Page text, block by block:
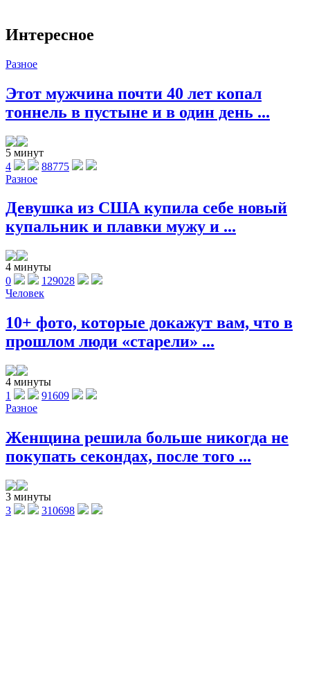
Интересное
Разное
Этот мужчина почти 40 лет копал
тоннель в пустыне и в один день ...
5 минут
4
88775
Разное
Девушка из США купила себе новый
купальник и плавки мужу и ...
4 минуты
0
129028
Человек
10+ фото, которые докажут вам, что в
прошлом люди «старели» ...
4 минуты
1
91609
Разное
Женщина решила больше никогда не
покупать секондах, после того ...
3 минуты
3
310698